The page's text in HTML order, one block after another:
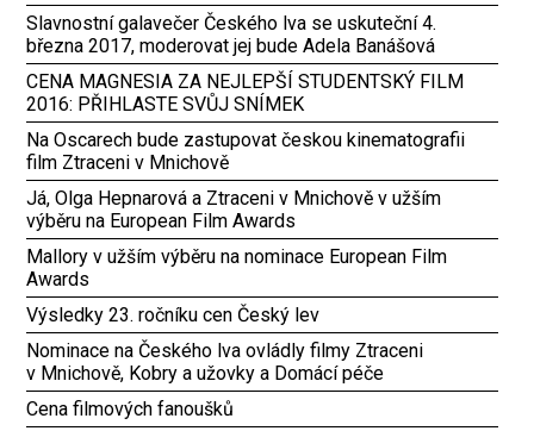
Slavnostní galavečer Českého lva se uskuteční 4.
března 2017, moderovat jej bude Adela Banášová
CENA MAGNESIA ZA NEJLEPŠÍ STUDENTSKÝ FILM
2016: PŘIHLASTE SVŮJ SNÍMEK
Na Oscarech bude zastupovat českou kinematografii
film Ztraceni v Mnichově
Já, Olga Hepnarová a Ztraceni v Mnichově v užším
výběru na European Film Awards
Mallory v užším výběru na nominace European Film
Awards
Výsledky 23. ročníku cen Český lev
Nominace na Českého lva ovládly filmy Ztraceni
v Mnichově, Kobry a užovky a Domácí péče
Cena filmových fanoušků